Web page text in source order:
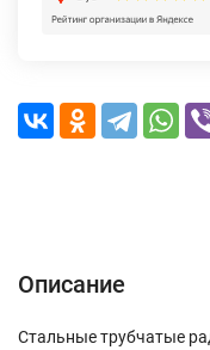
Описание
Стальные трубчатые